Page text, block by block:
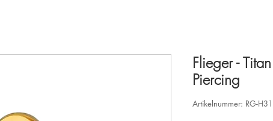
Flieger -
Piercing
Artikelnummer: RG-